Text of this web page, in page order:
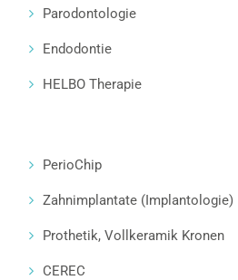
Parodontologie
Endodontie
HELBO Therapie
PerioChip
Zahnimplantate (Implantologie)
Prothetik, Vollkeramik Kronen
CEREC